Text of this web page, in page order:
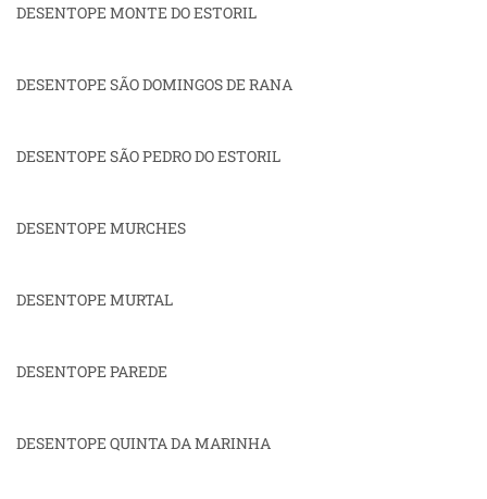
DESENTOPE MONTE DO ESTORIL
DESENTOPE SÃO DOMINGOS DE RANA
DESENTOPE SÃO PEDRO DO ESTORIL
DESENTOPE MURCHES
DESENTOPE MURTAL
DESENTOPE PAREDE
DESENTOPE QUINTA DA MARINHA